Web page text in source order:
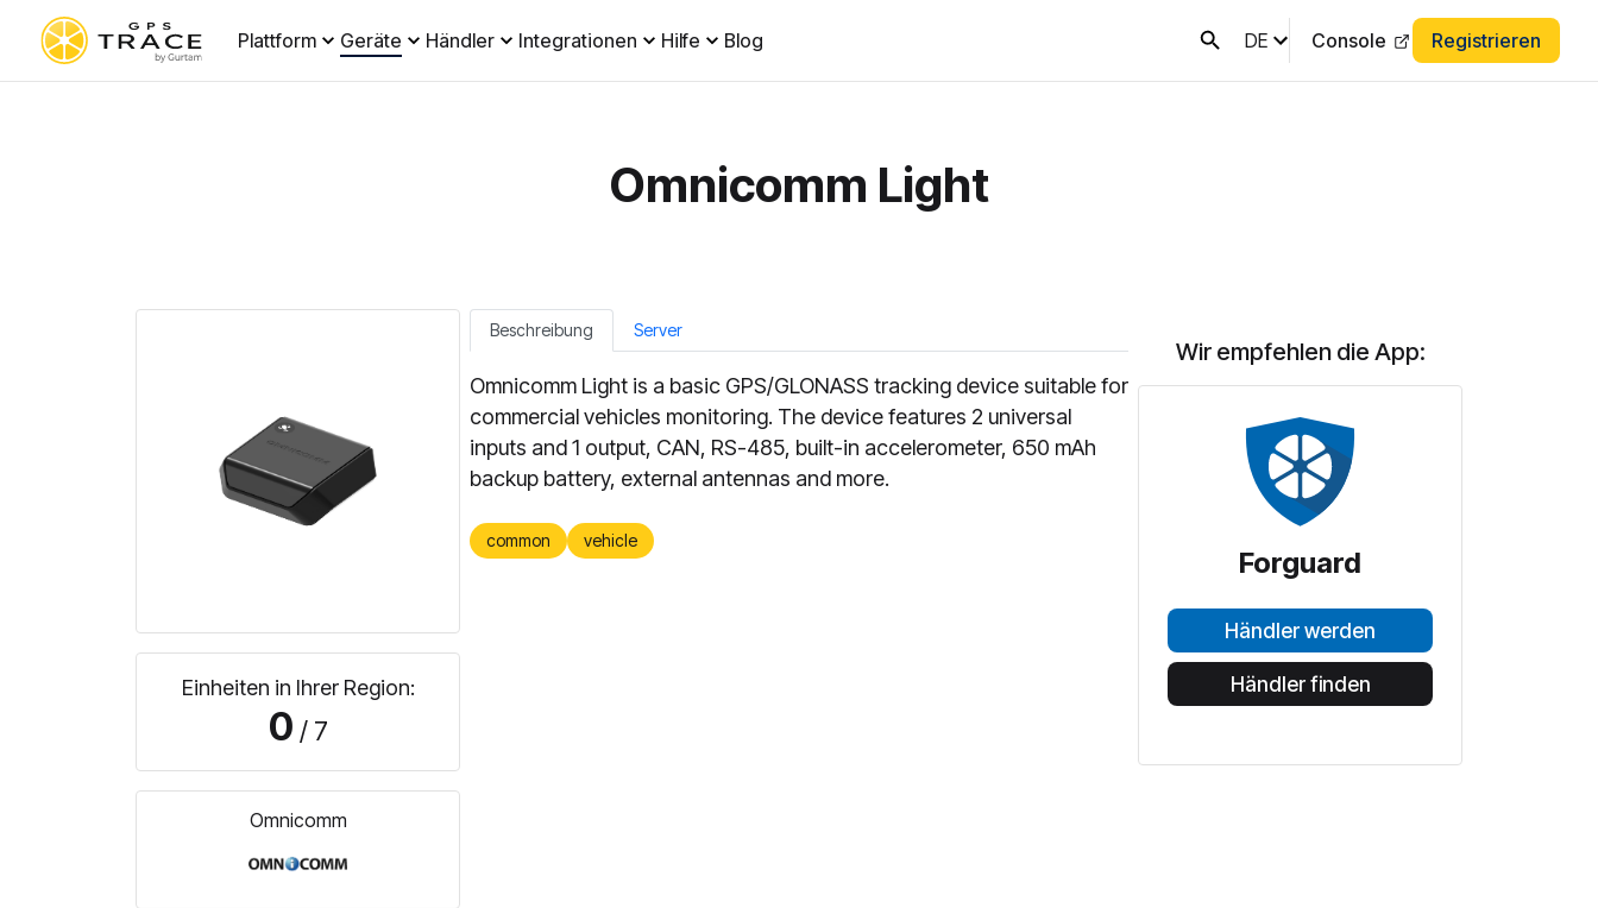
Plattform Geräte Händler Integrationen Hilfe Blog DE Console Registrieren
Omnicomm Light
Einheiten in Ihrer Region:
0 / 7
Omnicomm
Beschreibung Server
Omnicomm Light is a basic GPS/GLONASS tracking device suitable for
commercial vehicles monitoring. The device features 2 universal
inputs and 1 output, CAN, RS-485, built-in accelerometer, 650 mAh
backup battery, external antennas and more.
common vehicle
Wir empfehlen die App:
Forguard
Händler werden
Händler finden